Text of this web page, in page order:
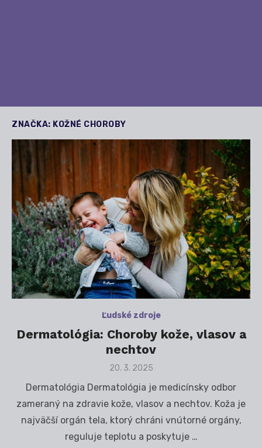
ZNAČKA: KOŽNÉ CHOROBY
Ľudské zdroje
Dermatológia: Choroby kože, vlasov a
nechtov
Posted
20. 3. 2025
Dermatológia Dermatológia je medicínsky odbor
zameraný na zdravie kože, vlasov a nechtov. Koža je
najväčší orgán tela, ktorý chráni vnútorné orgány,
reguluje teplotu a poskytuje …